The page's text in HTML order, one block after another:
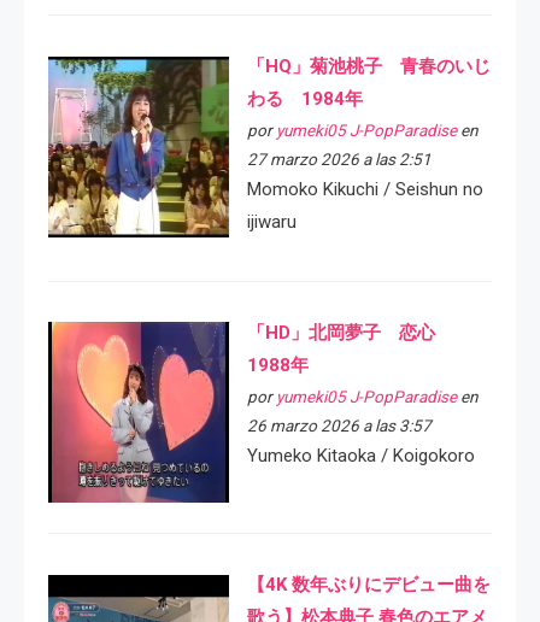
「HQ」菊池桃子 青春のいじ
わる 1984年
por yumeki05 J-PopParadiseen
27 marzo 2026 a las 2:51
Momoko Kikuchi / Seishun no
ijiwaru
「HD」北岡夢子 恋心
1988年
por yumeki05 J-PopParadiseen
26 marzo 2026 a las 3:57
Yumeko Kitaoka / Koigokoro
【4K 数年ぶりにデビュー曲を
歌う】松本典子 春色のエアメ